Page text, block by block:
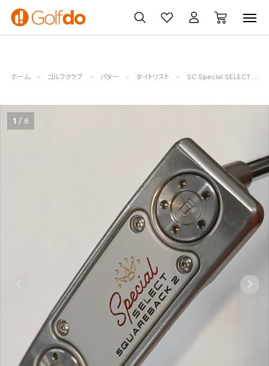
ゴルフ
クラブ
ゴルフ用品
買取
無料査定
クーポン
一覧
ホーム ゴルフクラブ パター タイトリスト SC Special SELECT SQUAREBACK 2
1 6